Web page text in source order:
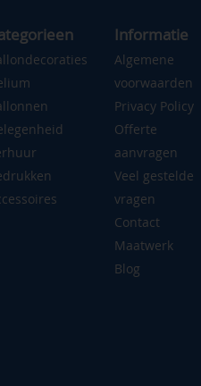
Informatie
Algemene
voorwaarden
Privacy Policy
Offerte
aanvragen
Veel gestelde
vragen
Contact
Maatwerk
Blog